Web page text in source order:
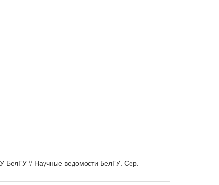
БелГУ // Научные ведомости БелГУ. Сер.